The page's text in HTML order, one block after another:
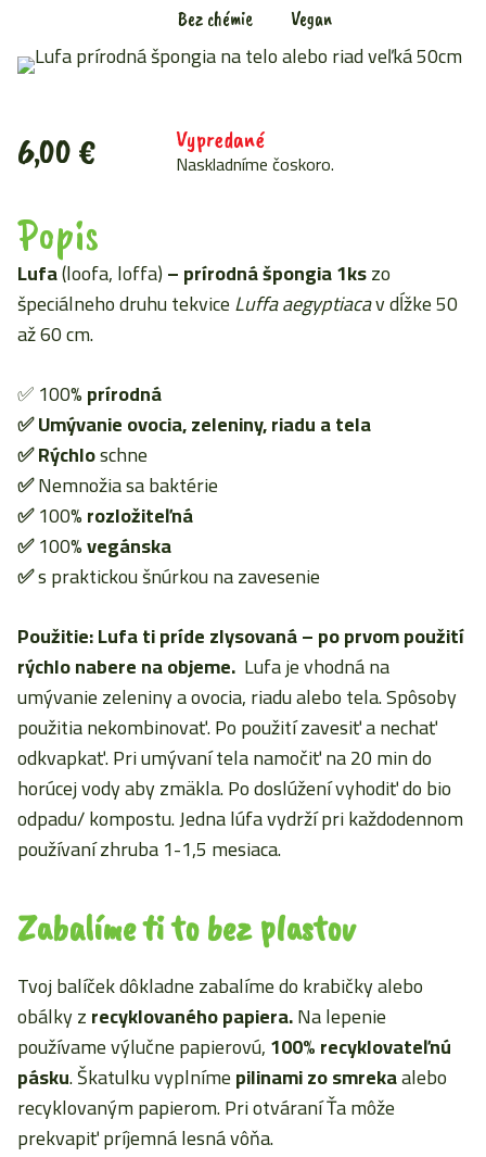
Bez chémie Vegan
6,00€ Vypredané
Naskladníme čoskoro.
Popis
Lufa(loofa, loffa)– prírodná špongia 1kszo
špeciálneho druhu tekviceLuffa aegyptiacav dĺžke 50
až 60 cm.
✅ 100%prírodná
✅ Umývanie ovocia, zeleniny, riadu a tela
✅ Rýchloschne
✅Nemnožia sa baktérie
✅100%rozložiteľná
✅100%vegánska
✅s praktickou šnúrkou na zavesenie
Použitie: Lufa ti príde zlysovaná – po prvom použití
rýchlo nabere na objeme. Lufa je vhodná na
umývanie zeleniny a ovocia, riadu alebo tela. Spôsoby
použitia nekombinovať. Po použití zavesiť a nechať
odkvapkať. Pri umývaní tela namočiť na 20 min do
horúcej vody aby zmäkla. Po doslúžení vyhodiť do bio
odpadu/ kompostu.Jedna lúfa vydrží pri každodennom
používaní zhruba 1-1,5 mesiaca.
Zabalíme ti to bez plastov
Tvoj balíček dôkladne zabalíme do krabičky alebo
obálky zrecyklovaného papiera.Na lepenie
používame výlučne papierovú,100% recyklovateľnú
pásku. Škatulku vyplnímepilinami zo smrekaalebo
recyklovaným papierom. Pri otváraní Ťa môže
prekvapiť príjemná lesná vôňa.